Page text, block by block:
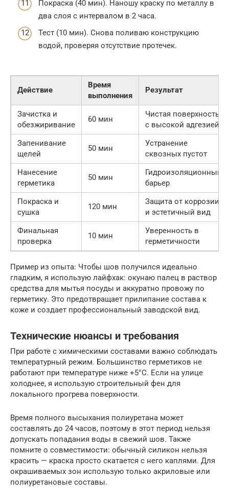
Покраска (40 мин). Наношу краску по металлу в
два слоя с интервалом в 2 часа.
Тест (10 мин). Снова поливаю конструкцию
водой, проверяя отсутствие протечек.
Действие
Время
выполнения
Результат
Зачистка и
обезжиривание
60 мин
Чистая поверхность
с высокой адгезией
Запенивание
щелей
50 мин
Устранение
сквозных пустот
Нанесение
герметика
50 мин
Гидроизоляционный
барьер
Покраска и
сушка
120 мин
Защита от коррозии
и эстетичный вид
Финальная
проверка
10 мин
Уверенность в
герметичности
Пример из опыта: Чтобы шов получился идеально
гладким, я использую лайфхак: окунаю палец в раствор
средства для мытья посуды и аккуратно провожу по
герметику. Это предотвращает прилипание состава к
коже и создает профессиональный заводской вид.
Технические нюансы и требования
При работе с химическими составами важно соблюдать
температурный режим. Большинство герметиков не
работают при температуре ниже +5°C. Если на улице
холоднее, я использую строительный фен для
локального прогрева поверхности.
Время полного высыхания полиуретана может
составлять до 24 часов, поэтому в этот период нельзя
допускать попадания воды в свежий шов. Также
помните о совместимости: обычный силикон нельзя
красить — краска просто скатается с него каплями. Для
окрашиваемых зон использую только акриловые или
полиуретановые составы.